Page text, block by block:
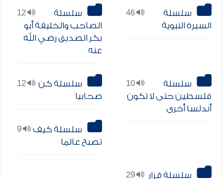
46
سلسلة
السيرة النبوية
12
سلسلة
الصاحب والخليفة أبو
بكر الصديق رضي الله
عنه
10
سلسلة
فلسطين حتى لا تكون
أندلسا أخرى
12
سلسلة كن
صحابيا
9
سلسلة كيف
تصبح عالما
29
سلسلة قرار